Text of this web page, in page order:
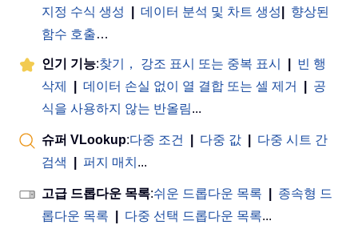
지정 수식 생성
데이터 분석 및 차트 생성
향상된
함수 호출…
인기 기능:찾기， 강조 표시 또는 중복 표시
빈 행
삭제
데이터 손실 없이 열 결합 또는 셀 제거
공
식을 사용하지 않는 반올림...
슈퍼 VLookup:다중 조건 다중 값
다중 시트 간
검색
퍼지 매치 ...
고급 드롭다운 목록:쉬운 드롭다운 목록
종속형 드
롭다운 목록
다중 선택 드롭다운 목록...